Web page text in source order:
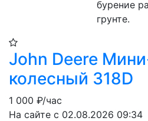
бурение
грунте.
John Deere
колесный 318D
1 000 ₽/час
На сайте с 02.08.2026 09:34